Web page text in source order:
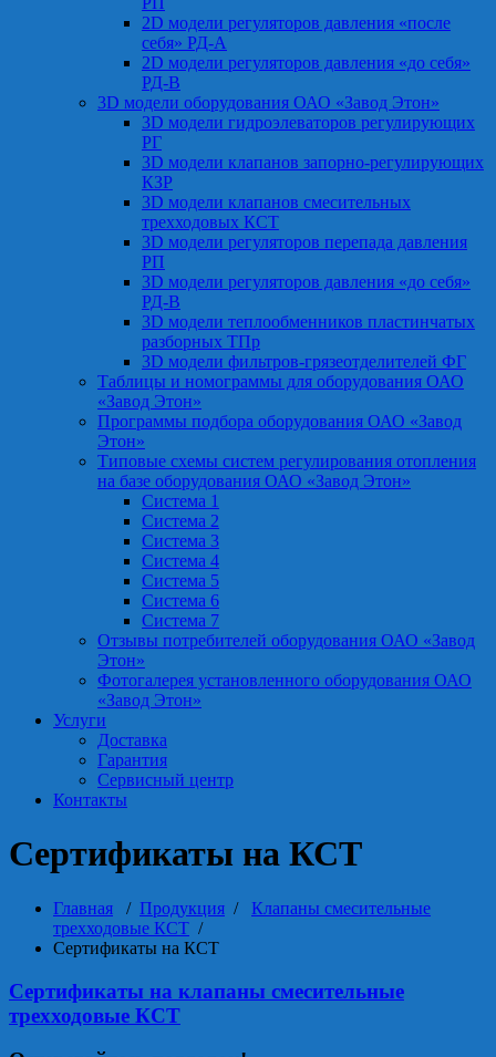
2D модели регуляторов давления «после
себя» РД-А
2D модели регуляторов давления «до себя»
РД-В
3D модели оборудования ОАО «Завод Этон»
3D модели гидроэлеваторов регулирующих
РГ
3D модели клапанов запорно-регулирующих
КЗР
3D модели клапанов смесительных
трехходовых КСТ
3D модели регуляторов перепада давления
РП
3D модели регуляторов давления «до себя»
РД-В
3D модели теплообменников пластинчатых
разборных ТПр
3D модели фильтров-грязеотделителей ФГ
Таблицы и номограммы для оборудования ОАО
«Завод Этон»
Программы подбора оборудования ОАО «Завод
Этон»
Типовые схемы систем регулирования отопления
на базе оборудования ОАО «Завод Этон»
Система 1
Система 2
Система 3
Система 4
Система 5
Система 6
Система 7
Отзывы потребителей оборудования ОАО «Завод
Этон»
Фотогалерея установленного оборудования ОАО
«Завод Этон»
Услуги
Доставка
Гарантия
Сервисный центр
Контакты
Сертификаты на КСТ
Главная / Продукция / Клапаны смесительные
трехходовые КСТ /
Сертификаты на КСТ
Сертификаты на клапаны смесительные
трехходовые КСТ